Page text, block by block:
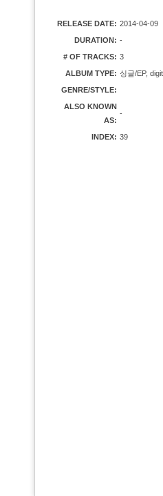
RELEASE DATE: 2014-04-09
DURATION: -
# OF TRACKS: 3
ALBUM TYPE: 싱글/EP,
GENRE/STYLE:
ALSO KNOWN
AS:
-
INDEX: 39